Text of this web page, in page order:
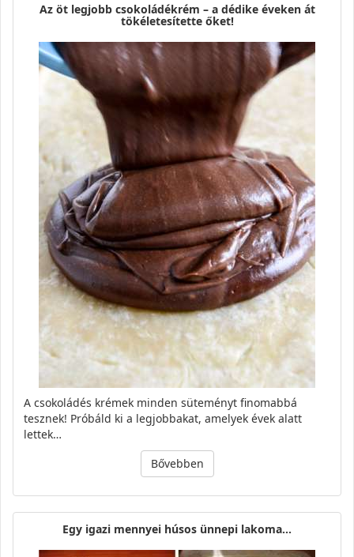
Az öt legjobb csokoládékrém – a dédike éveken át
tökéletesítette őket!
A csokoládés krémek minden süteményt finomabbá
tesznek! Próbáld ki a legjobbakat, amelyek évek alatt
lettek…
Bővebben
Egy igazi mennyei húsos ünnepi lakoma...